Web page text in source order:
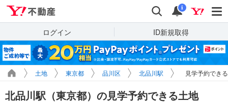
検索 通知
i
ログイン ID新規取得
土地 東京都 品川区 北品川駅 見学予約でき
北品川駅（東京都）の見学予約できる土地